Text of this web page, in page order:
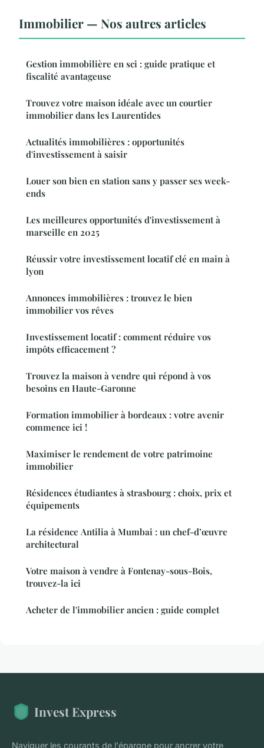
Immobilier — Nos autres articles
Gestion immobilière en sci : guide pratique et
fiscalité avantageuse
Trouvez votre maison idéale avec un courtier
immobilier dans les Laurentides
Actualités immobilières : opportunités
d'investissement à saisir
Louer son bien en station sans y passer ses week-
ends
Les meilleures opportunités d'investissement à
marseille en 2025
Réussir votre investissement locatif clé en main à
lyon
Annonces immobilières : trouvez le bien
immobilier vos rêves
Investissement locatif : comment réduire vos
impôts efficacement ?
Trouvez la maison à vendre qui répond à vos
besoins en Haute-Garonne
Formation immobilier à bordeaux : votre avenir
commence ici !
Maximiser le rendement de votre patrimoine
immobilier
Résidences étudiantes à strasbourg : choix, prix et
équipements
La résidence Antilia à Mumbai : un chef-d’œuvre
architectural
Votre maison à vendre à Fontenay-sous-Bois,
trouvez-la ici
Acheter de l'immobilier ancien : guide complet
Invest Express
Naviguer les courants de l'épargne pour ancrer votre